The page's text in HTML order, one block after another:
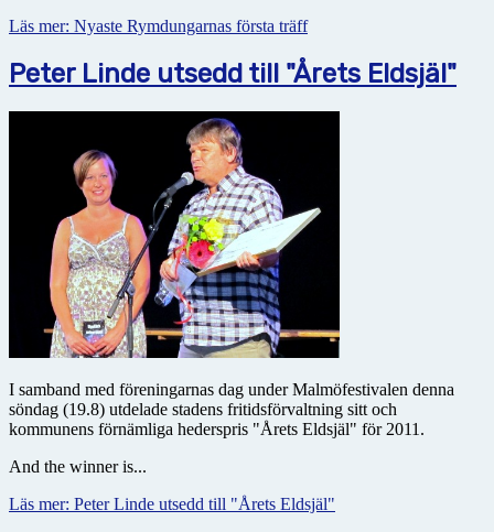
Läs mer: Nyaste Rymdungarnas första träff
Peter Linde utsedd till "Årets Eldsjäl"
I samband med föreningarnas dag under Malmöfestivalen denna
söndag (19.8) utdelade stadens fritidsförvaltning sitt och
kommunens förnämliga hederspris "Årets Eldsjäl" för 2011.
And the winner is...
Läs mer: Peter Linde utsedd till "Årets Eldsjäl"